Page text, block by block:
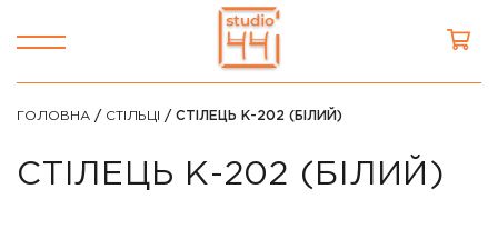
ГОЛОВНА / СТІЛЬЦІ / СТІЛЕЦЬ К-202 (БІЛИЙ)
СТІЛЕЦЬ К-202 (БІЛИЙ)